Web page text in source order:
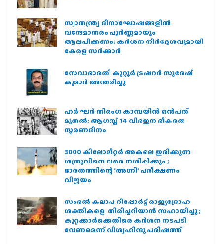
സ്വാതന്ത്ര്യ ദിനാഘോഷങ്ങളിൽ
വന്ദേമാതരം പൂർണ്ണമായും
ആലപിക്കണം; കർശന നിർദ്ദേശവുമായി
കേരള സർക്കാർ
സേവാഭാരതി കുറ്റൂർ ട്രഷറർ സുരേഷ്
കുമാർ അന്തരിച്ചു
ഹര്‍ ഘര്‍ തിരംഗ കാമ്പയിന്‍ ഒന്‍പത്
മുതല്‍; ആഗസ്ത് 14 വിഭജന ഭീകരത
സ്മരണദിനം
3000 കിലോമീറ്റർ അകലെ ഇരിക്കുന്ന
ശത്രുവിനെ വരെ നശിപ്പിക്കും ;
ഭാരതത്തിന്റെ ‘അഗ്നി’ പരീക്ഷണം
വിജയം
സംഭൽ കലാപ റിപ്പോർട്ട് രാജ്യദ്രോഹ
ശക്തികളെ തിരിച്ചറിയാൻ സഹായിച്ചു ;
കുറ്റക്കാർക്കെതിരെ കർശന നടപടി
വേണമെന്ന് വിശ്വഹിന്ദു പരിഷത്ത്